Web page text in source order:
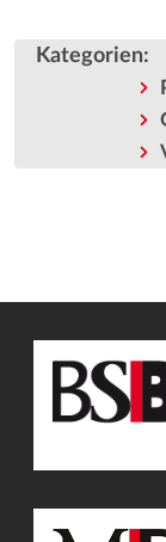
Kategorien: